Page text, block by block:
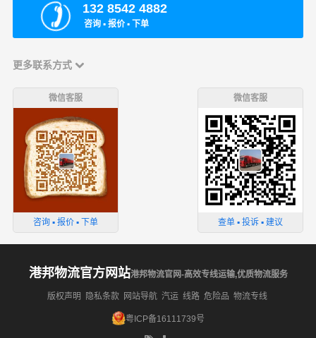
132 8542 4882
咨询 ▪ 报价 ▪ 下单
更多联系方式
微信客服
咨询 ▪ 报价 ▪ 下单
微信客服
查单 ▪ 投诉 ▪ 建议
港邦物流官方网站港邦物流官网-高效专线运输,优质物流服务
版权声明 隐私条款 网站导航 汽运 线路 危险品 物流专线
粤ICP备16111739号